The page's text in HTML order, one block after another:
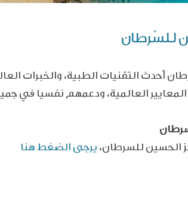
للسّرطان
أحدث التقنيات الطبية، والخبرات
العالمية، ودعمهم نفسيا في
الحسين للسرطان، يرجى الضغط هنا